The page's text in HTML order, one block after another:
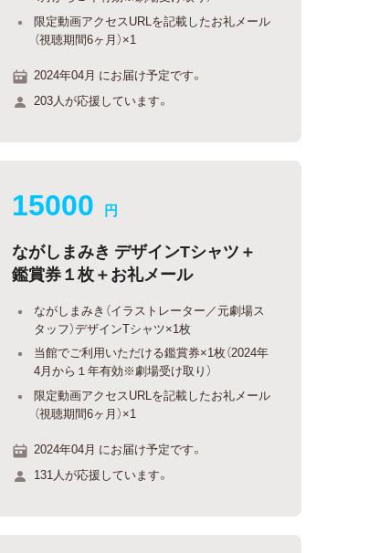
限定動画アクセスURLを記載したお礼メール
（視聴期間6ヶ月）×1
2024年04月 にお届け予定です。
203人が応援しています。
15000 円
ながしまみき デザインTシャツ＋
鑑賞券１枚＋お礼メール
ながしまみき（イラストレーター／元劇場ス
タッフ）デザインTシャツ×1枚
当館でご利用いただける鑑賞券×1枚（2024年
4月から１年有効※劇場受け取り）
限定動画アクセスURLを記載したお礼メール
（視聴期間6ヶ月）×1
2024年04月 にお届け予定です。
131人が応援しています。